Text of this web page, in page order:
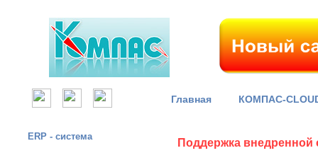
Главная КОМПАС-
ERP - система
Поддержка